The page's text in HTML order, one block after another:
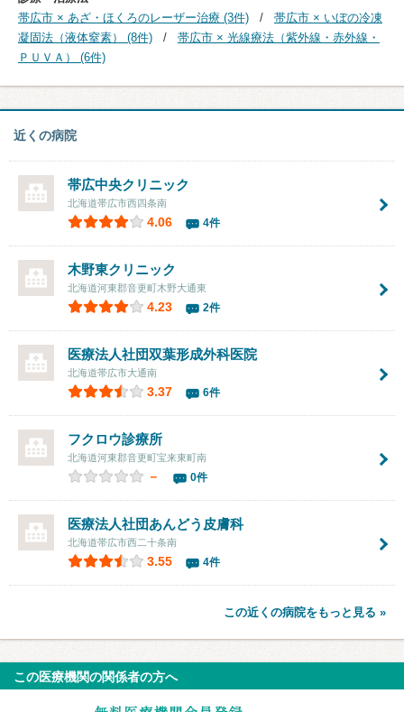
帯広市 × あざ・ほくろのレーザー治療 (3件)
帯広市 × いぼの冷凍
凝固法（液体窒素） (8件)
帯広市 × 光線療法（紫外線・赤外線・
ＰＵＶＡ） (6件)
近くの病院
帯広中央クリニック
北海道帯広市西四条南
4.06 4件
木野東クリニック
北海道河東郡音更町木野大通東
4.23 2件
医療法人社団双葉形成外科医院
北海道帯広市大通南
3.37 6件
フクロウ診療所
北海道河東郡音更町宝来東町南
－ 0件
医療法人社団あんどう皮膚科
北海道帯広市西二十条南
3.55 4件
この近くの病院をもっと見る »
この医療機関の関係者の方へ